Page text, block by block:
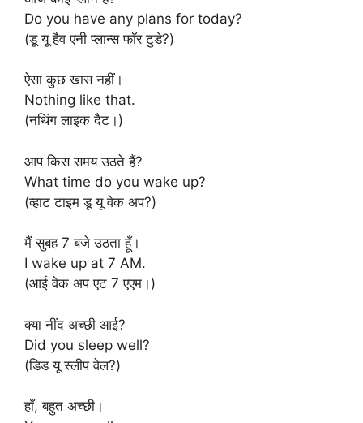
Do you have any plans for today?
(डू यू हैव एनी प्लान्स फॉर टुडे?)
ऐसा कुछ खास नहीं।
Nothing like that.
(नथिंग लाइक दैट।)
आप किस समय उठते हैं?
What time do you wake up?
(व्हाट टाइम डू यू वेक अप?)
मैं सुबह 7 बजे उठता हूँ।
I wake up at 7 AM.
(आई वेक अप एट 7 एएम।)
क्या नींद अच्छी आई?
Did you sleep well?
(डिड यू स्लीप वेल?)
हाँ, बहुत अच्छी।